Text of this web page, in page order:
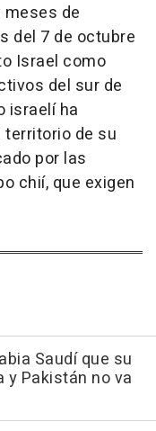
de
del 7 de octubre
Israel como
del sur de
israelí ha
de su
por las
chií, que exigen
Saudí que su
y Pakistán no va